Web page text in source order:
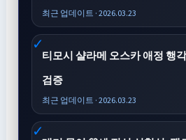
최근 업데이트 · 2026.03.23
티모시 샬라메 오스카 애정 행
검증
최근 업데이트 · 2026.03.23